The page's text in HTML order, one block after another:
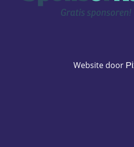
Website door